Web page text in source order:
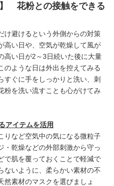
】 花粉との接触をできる
け避けるという外側からの対策
高い日や、空気が乾燥して風が
高い日が2～3日続いた後に大量
のような日は外出を控えてみる
すぐに手をしっかりと洗い、刺
粉を洗い流すことも心がけてみ
アイテムを活用
りなど空気中の気になる微粒子
・乾燥などの外部刺激から守っ
で肌を覆っておくことで軽減で
ないように、柔らかい素材の不
然素材のマスクを選びましょ